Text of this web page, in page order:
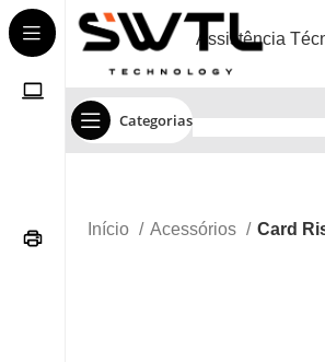
Categorias
Assistência
Início Acessórios Card